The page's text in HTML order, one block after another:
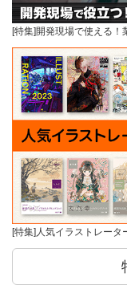
[特集]開発現場で使える！
[特集]人気イラストレータ